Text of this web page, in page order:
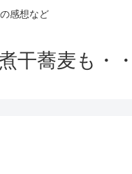
感想など
干蕎麦も・